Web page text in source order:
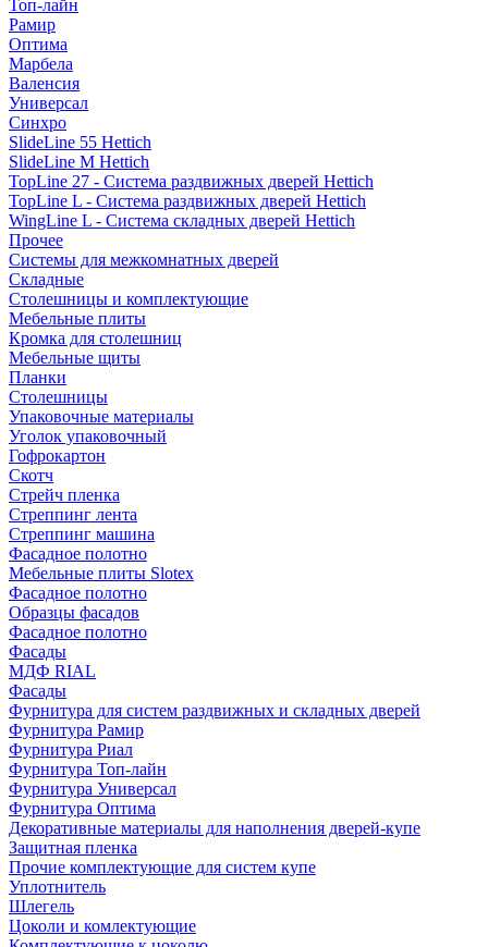
Топ-лайн
Рамир
Оптима
Марбела
Валенсия
Универсал
Синхро
SlideLine 55 Hettich
SlideLine M Hettich
TopLine 27 - Система раздвижных дверей Hettich
TopLine L - Система раздвижных дверей Hettich
WingLine L - Система складных дверей Hettich
Прочее
Системы для межкомнатных дверей
Складные
Столешницы и комплектующие
Мебельные плиты
Кромка для столешниц
Мебельные щиты
Планки
Столешницы
Упаковочные материалы
Уголок упаковочный
Гофрокартон
Скотч
Стрейч пленка
Стреппинг лента
Стреппинг машина
Фасадное полотно
Мебельные плиты Slotex
Фасадное полотно
Образцы фасадов
Фасадное полотно
Фасады
МДФ RIAL
Фасады
Фурнитура для систем раздвижных и складных дверей
Фурнитура Рамир
Фурнитура Риал
Фурнитура Топ-лайн
Фурнитура Универсал
Фурнитура Оптима
Декоративные материалы для наполнения дверей-купе
Защитная пленка
Прочие комплектующие для систем купе
Уплотнитель
Шлегель
Цоколи и комлектующие